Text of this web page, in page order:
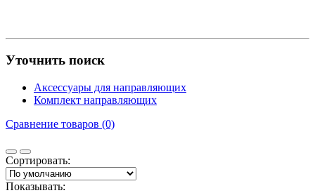
Уточнить поиск
Аксессуары для направляющих
Комплект направляющих
Сравнение товаров (0)
Сортировать:
Показывать: